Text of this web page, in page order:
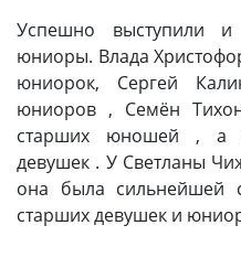
Успешно выступили
юниоры. Влада
юниорок, Сергей
юниоров , Семён
старших юношей , а
девушек . У Светланы
она была сильнейшей
старших девушек и